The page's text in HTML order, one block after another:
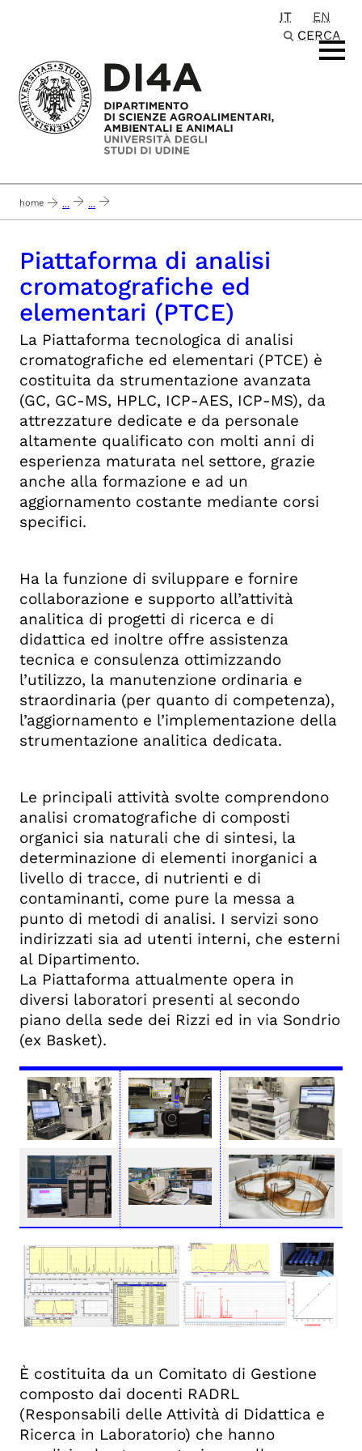
IT
EN
CERCA
home ... ...
Piattaforma di analisi
cromatografiche ed
elementari (PTCE)
La Piattaforma tecnologica di analisi
cromatografiche ed elementari (PTCE) è
costituita da strumentazione avanzata
(GC, GC-MS, HPLC, ICP-AES, ICP-MS), da
attrezzature dedicate e da personale
altamente qualificato con molti anni di
esperienza maturata nel settore, grazie
anche alla formazione e ad un
aggiornamento costante mediante corsi
specifici.
Ha la funzione di sviluppare e fornire
collaborazione e supporto all’attività
analitica di progetti di ricerca e di
didattica ed inoltre offre assistenza
tecnica e consulenza ottimizzando
l’utilizzo, la manutenzione ordinaria e
straordinaria (per quanto di competenza),
l’aggiornamento e l’implementazione della
strumentazione analitica dedicata.
Le principali attività svolte comprendono
analisi cromatografiche di composti
organici sia naturali che di sintesi, la
determinazione di elementi inorganici a
livello di tracce, di nutrienti e di
contaminanti, come pure la messa a
punto di metodi di analisi. I servizi sono
indirizzati sia ad utenti interni, che esterni
al Dipartimento.
La Piattaforma attualmente opera in
diversi laboratori presenti al secondo
piano della sede dei Rizzi ed in via Sondrio
(ex Basket).
È costituita da un Comitato di Gestione
composto dai docenti RADRL
(Responsabili delle Attività di Didattica e
Ricerca in Laboratorio) che hanno